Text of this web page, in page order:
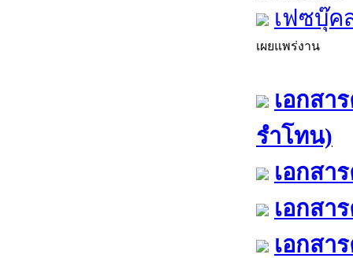
เฟซบุ๊ค
เผยแพร่งาน
เอกสา
รำโทน)
เอกสา
เอกสา
เอกสา